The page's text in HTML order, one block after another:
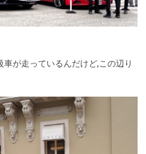
が走っているんだけど,この辺り